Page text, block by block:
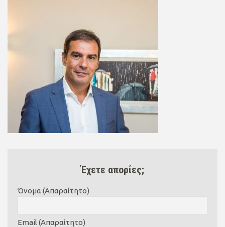
Έχετε απορίες;
Όνομα (Απαραίτητο)
Email (Απαραίτητο)